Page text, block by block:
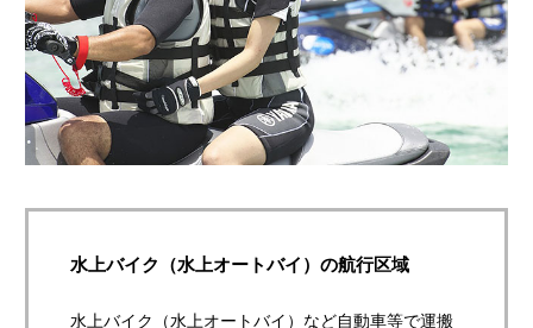
水上バイク（水上オートバイ）の航行区域
水上バイク（水上オートバイ）など自動車等で運搬